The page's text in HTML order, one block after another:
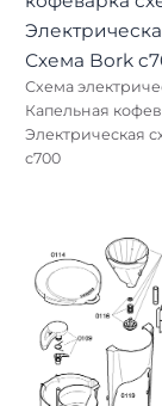
Схема
Капельная
Электрическая
c700